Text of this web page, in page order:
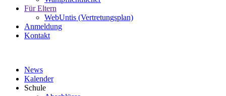
Für Eltern
WebUntis (Vertretungsplan)
Anmeldung
Kontakt
News
Kalender
Schule